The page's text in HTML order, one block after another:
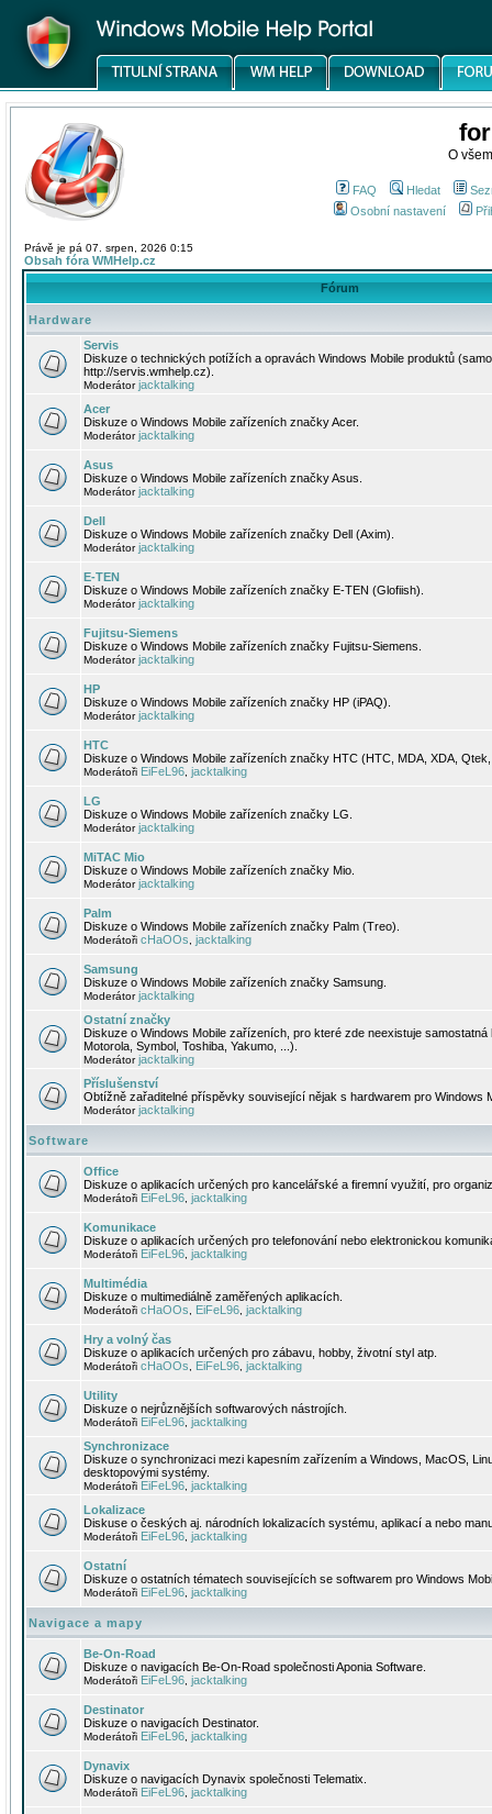
O
FAQ Hledat
Osobní nastavení
Právě je pá 07. srpen, 2026 0:15
Obsah fóra WMHelp.cz
Fórum
Hardware
Servis
Diskuze o technických potížích a opravách Windows Mobile produktů
http://servis.wmhelp.cz).
Moderátorjacktalking
Acer
Diskuze o Windows Mobile zařízeních značky Acer.
Moderátorjacktalking
Asus
Diskuze o Windows Mobile zařízeních značky Asus.
Moderátorjacktalking
Dell
Diskuze o Windows Mobile zařízeních značky Dell (Axim).
Moderátorjacktalking
E-TEN
Diskuze o Windows Mobile zařízeních značky E-TEN (Glofiish).
Moderátorjacktalking
Fujitsu-Siemens
Diskuze o Windows Mobile zařízeních značky Fujitsu-Siemens.
Moderátorjacktalking
HP
Diskuze o Windows Mobile zařízeních značky HP (iPAQ).
Moderátorjacktalking
HTC
Diskuze o Windows Mobile zařízeních značky HTC (HTC, MDA, XDA,
Moderátoři EiFeL96 jacktalking
LG
Diskuze o Windows Mobile zařízeních značky LG.
Moderátorjacktalking
MiTAC Mio
Diskuze o Windows Mobile zařízeních značky Mio.
Moderátorjacktalking
Palm
Diskuze o Windows Mobile zařízeních značky Palm (Treo).
Moderátoři cHaOOs jacktalking
Samsung
Diskuze o Windows Mobile zařízeních značky Samsung.
Moderátorjacktalking
Ostatní značky
Diskuze o Windows Mobile zařízeních, pro které zde neexistuje
Motorola, Symbol, Toshiba, Yakumo, ...).
Moderátorjacktalking
Příslušenství
Obtížně zařaditelné příspěvky související nějak s hardwarem pro Windows
Moderátorjacktalking
Software
Office
Diskuze o aplikacích určených pro kancelářské a firemní využití, pro
Moderátoři EiFeL96 jacktalking
Komunikace
Diskuze o aplikacích určených pro telefonování nebo elektronickou
Moderátoři EiFeL96 jacktalking
Multimédia
Diskuze o multimediálně zaměřených aplikacích.
Moderátoři cHaOOs EiFeL96 jacktalking
Hry a volný čas
Diskuze o aplikacích určených pro zábavu, hobby, životní styl atp.
Moderátoři cHaOOs EiFeL96 jacktalking
Utility
Diskuze o nejrůznějších softwarových nástrojích.
Moderátoři EiFeL96 jacktalking
Synchronizace
Diskuze o synchronizaci mezi kapesním zařízením a Windows, MacOS,
desktopovými systémy.
Moderátoři EiFeL96 jacktalking
Lokalizace
Diskuse o českých aj. národních lokalizacích systému, aplikací a nebo
Moderátoři EiFeL96 jacktalking
Ostatní
Diskuze o ostatních tématech souvisejících se softwarem pro Windows
Moderátoři EiFeL96 jacktalking
Navigace a mapy
Be-On-Road
Diskuze o navigacích Be-On-Road společnosti Aponia Software.
Moderátoři EiFeL96 jacktalking
Destinator
Diskuze o navigacích Destinator.
Moderátoři EiFeL96 jacktalking
Dynavix
Diskuze o navigacích Dynavix společnosti Telematix.
Moderátoři EiFeL96 jacktalking